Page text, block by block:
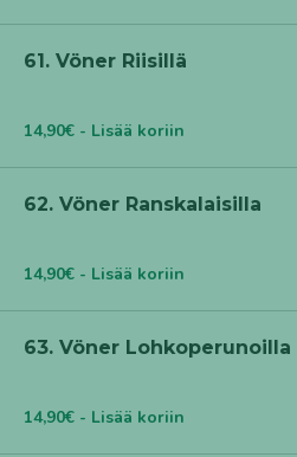
61. Vöner Riisillä
14,90€ - Lisää koriin
62. Vöner Ranskalaisilla
14,90€ - Lisää koriin
63. Vöner Lohkoperunoilla
14,90€ - Lisää koriin